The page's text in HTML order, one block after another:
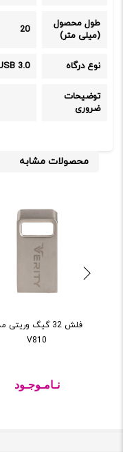
طول محصول
(میلی متر)
20
نوع درگاه 3.0
توضیحات
ضروری
محصولات مشابه
فلش 32 گيگ وريتی
V810
نـامـوجـود